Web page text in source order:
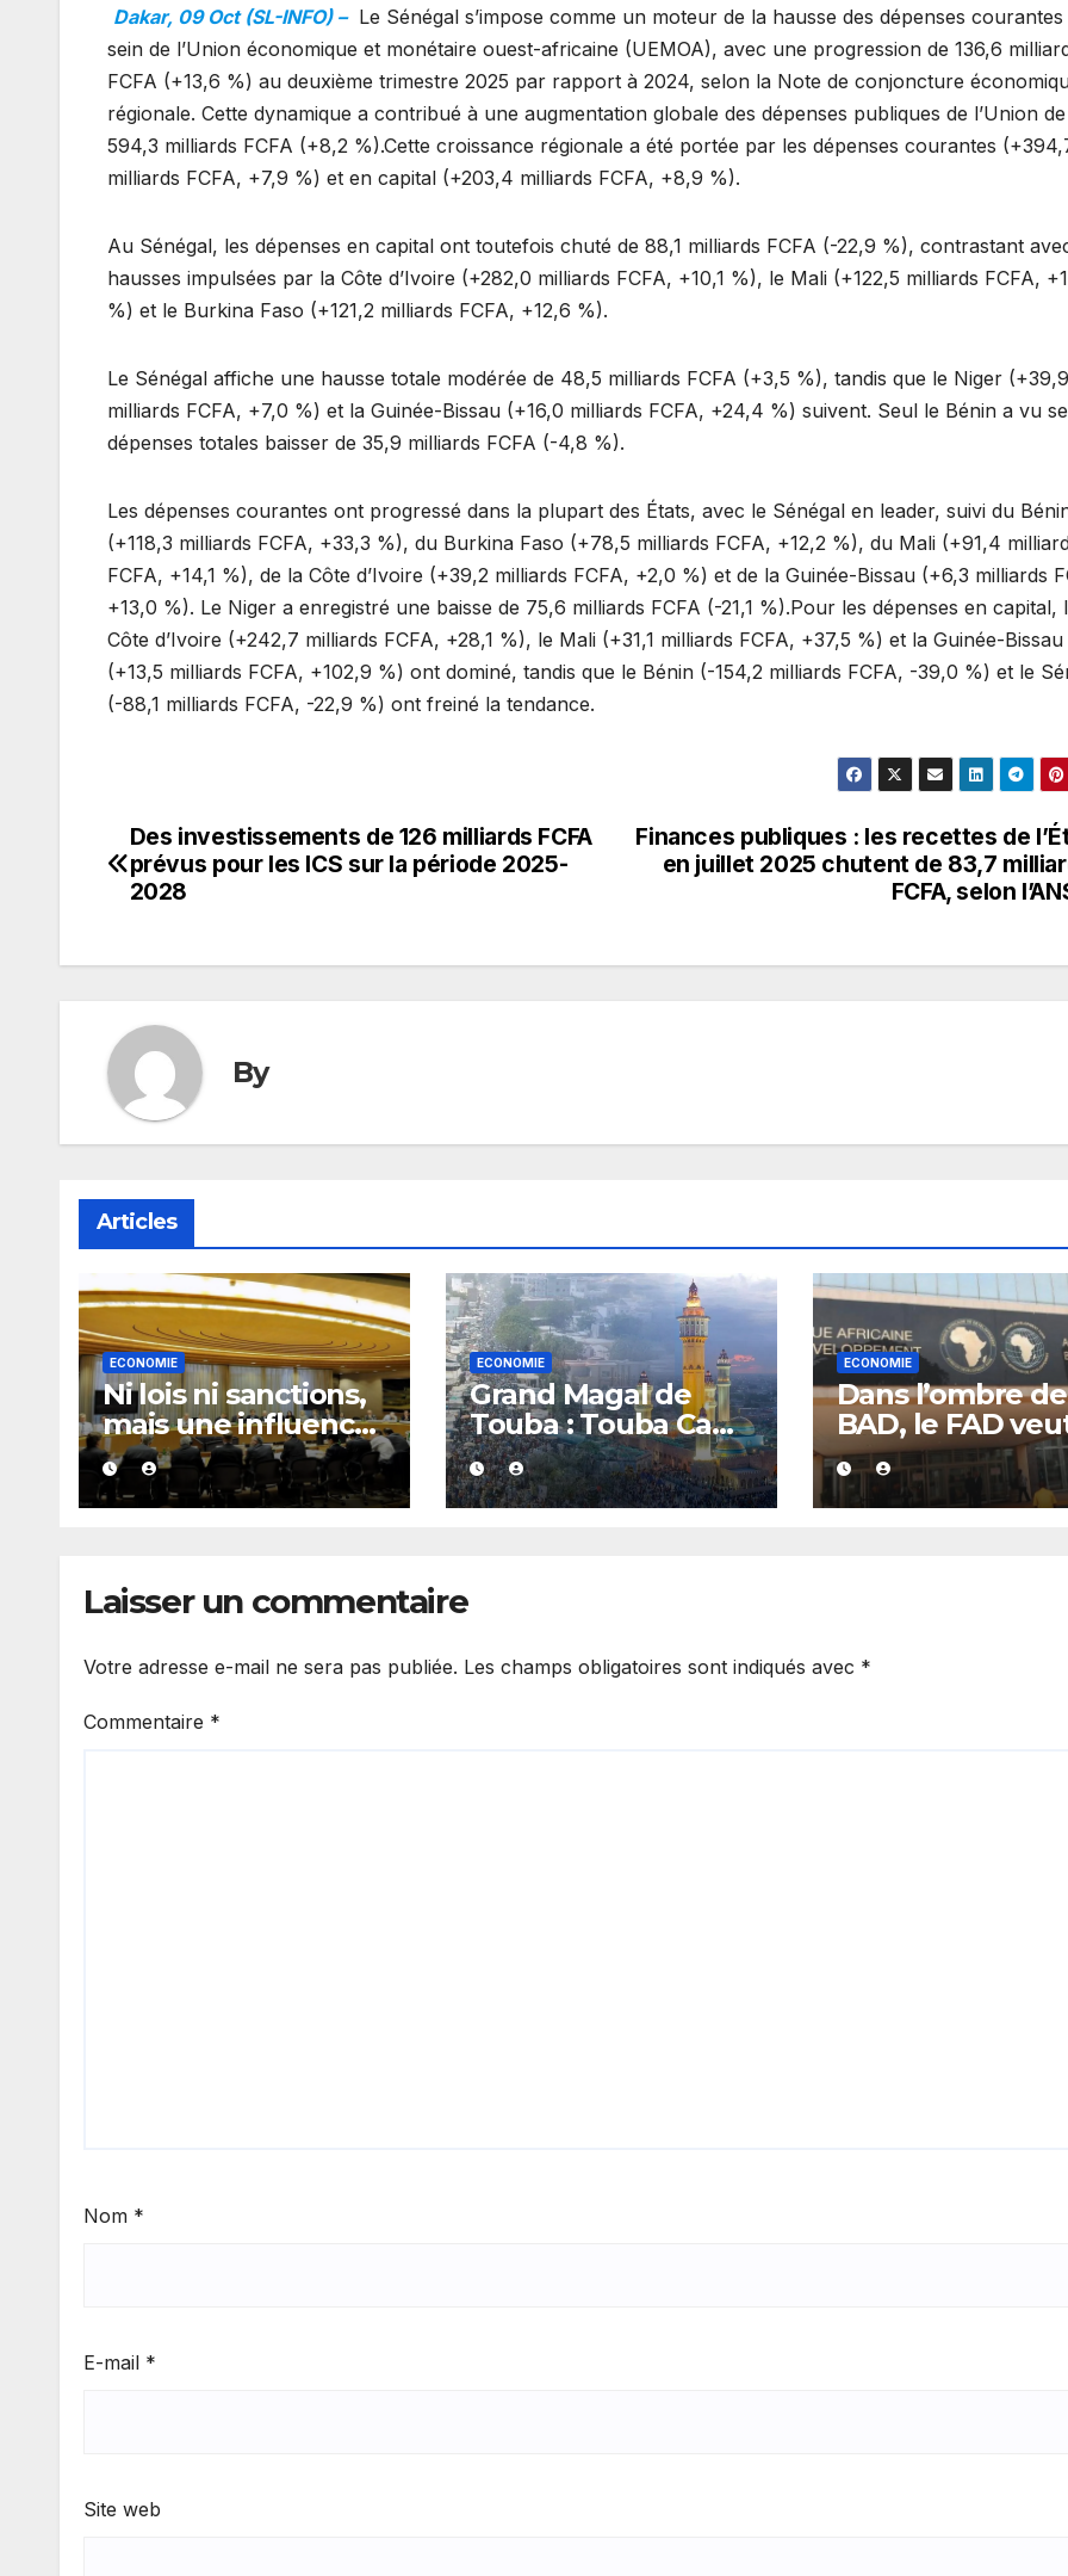
Dakar, 09 Oct (SL-INFO) – Le Sénégal s’impose comme un moteur de la hausse des dépenses
sein de l’Union économique et monétaire ouest-africaine (UEMOA), avec une progression de 136,6
FCFA (+13,6 %) au deuxième trimestre 2025 par rapport à 2024, selon la Note de conjoncture
régionale. Cette dynamique a contribué à une augmentation globale des dépenses publiques de l’Union de
594,3 milliards FCFA (+8,2 %).Cette croissance régionale a été portée par les dépenses courantes
milliards FCFA, +7,9 %) et en capital (+203,4 milliards FCFA, +8,9 %).
Au Sénégal, les dépenses en capital ont toutefois chuté de 88,1 milliards FCFA (-22,9 %), contrastant
hausses impulsées par la Côte d’Ivoire (+282,0 milliards FCFA, +10,1 %), le Mali (+122,5 milliards FCFA,
%) et le Burkina Faso (+121,2 milliards FCFA, +12,6 %).
Le Sénégal affiche une hausse totale modérée de 48,5 milliards FCFA (+3,5 %), tandis que le Niger (+39,9
milliards FCFA, +7,0 %) et la Guinée-Bissau (+16,0 milliards FCFA, +24,4 %) suivent. Seul le Bénin a vu
dépenses totales baisser de 35,9 milliards FCFA (-4,8 %).
Les dépenses courantes ont progressé dans la plupart des États, avec le Sénégal en leader, suivi du
(+118,3 milliards FCFA, +33,3 %), du Burkina Faso (+78,5 milliards FCFA, +12,2 %), du Mali (+91,4
FCFA, +14,1 %), de la Côte d’Ivoire (+39,2 milliards FCFA, +2,0 %) et de la Guinée-Bissau (+6,3 milliards
+13,0 %). Le Niger a enregistré une baisse de 75,6 milliards FCFA (-21,1 %).Pour les dépenses en capital,
Côte d’Ivoire (+242,7 milliards FCFA, +28,1 %), le Mali (+31,1 milliards FCFA, +37,5 %) et la Guinée-Bissau
(+13,5 milliards FCFA, +102,9 %) ont dominé, tandis que le Bénin (-154,2 milliards FCFA, -39,0 %) et le
(-88,1 milliards FCFA, -22,9 %) ont freiné la tendance.
Navigation
de
Finances publiques : les recettes de
en juillet 2025 chutent de 83,7
FCFA, selon
Des investissements de 126 milliards FCFA
prévus pour les ICS sur la période 2025-
2028
By
Articles
ECONOMIE
Ni lois ni sanctions,
mais une influence
considérable : les
secrets du Financial
Stability Board
ECONOMIE
Grand Magal de
Touba : Touba Ca
Kanam dresse un
bilan positif et se
fixe un objectif de 7
ECONOMIE
Dans l’ombre
BAD, le FAD
s’attaquer au
de la dette
Laisser un commentaire
Votre adresse e-mail ne sera pas publiée. Les champs obligatoires sont indiqués avec *
Commentaire *
Nom *
E-mail *
Site web